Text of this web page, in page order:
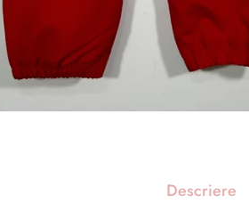
Descriere